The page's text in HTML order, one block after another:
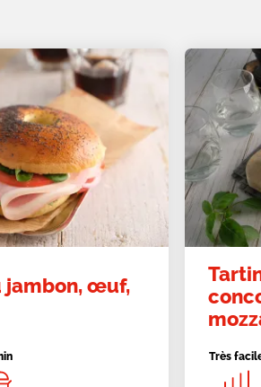
jambon, œuf,
Très